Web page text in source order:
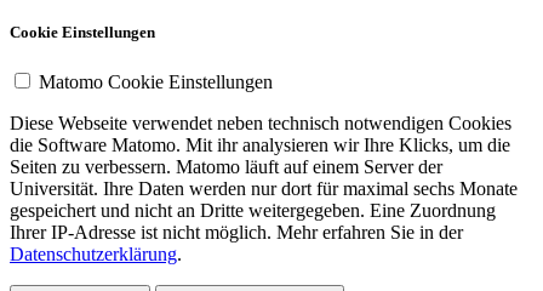
Cookie Einstellungen
Matomo Cookie Einstellungen
Diese Webseite verwendet neben technisch notwendigen Cookies
die Software Matomo. Mit ihr analysieren wir Ihre Klicks, um die
Seiten zu verbessern. Matomo läuft auf einem Server der
Universität. Ihre Daten werden nur dort für maximal sechs Monate
gespeichert und nicht an Dritte weitergegeben. Eine Zuordnung
Ihrer IP-Adresse ist nicht möglich. Mehr erfahren Sie in der
Datenschutzerklärung.